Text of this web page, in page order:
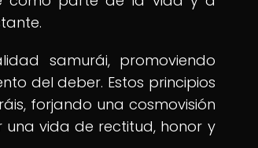
samurái, promoviendo
del deber. Estos principios
forjando una cosmovisión
vida de rectitud, honor y